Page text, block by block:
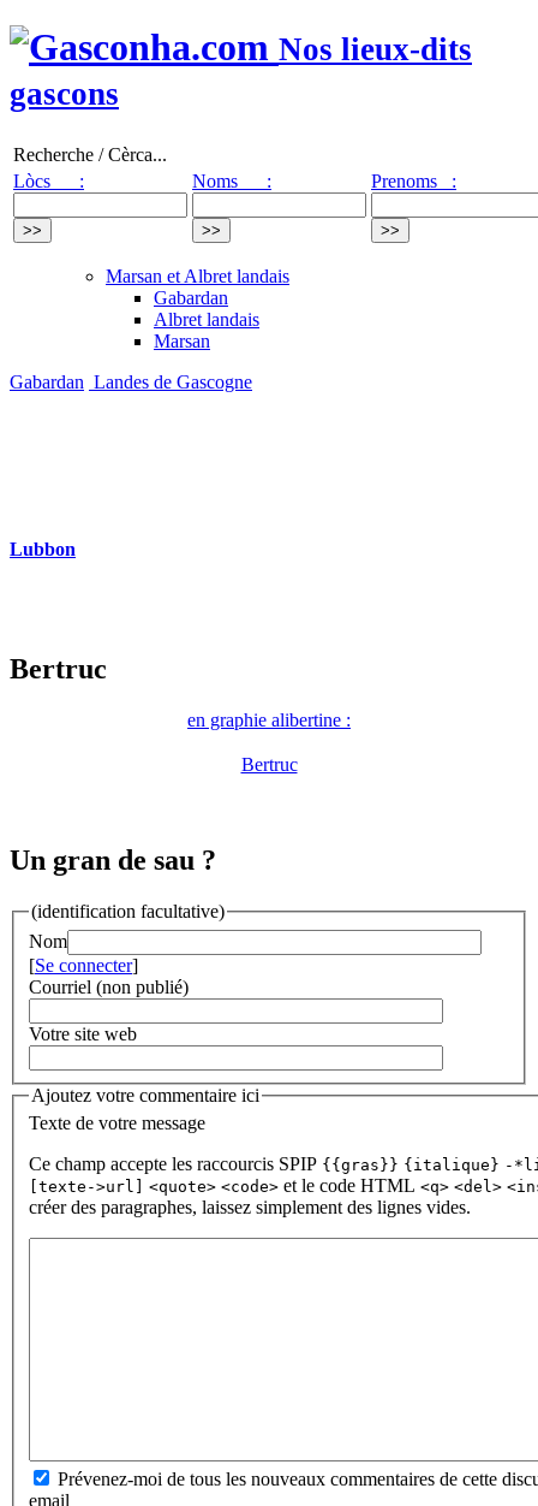
Nos lieux-dits
gascons
Recherche / Cèrca...
Lòcs :
Noms : Prenoms :
Marsan et Albret landais
Gabardan
Albret landais
Marsan
Gabardan Landes de Gascogne
Lubbon
Bertruc
en graphie alibertine :
Bertruc
Un gran de sau ?
(identification facultative)
Nom
[Se connecter]
Courriel (non publié)
Votre site web
Ajoutez votre commentaire ici
Texte de votre message
Ce champ accepte les raccourcis SPIP {{gras}} {italique} -
[texte->url]
<quote> <code> et le code HTML <q> <del>
créer des paragraphes, laissez simplement des lignes vides.
Prévenez-moi de tous les nouveaux commentaires de cette
email